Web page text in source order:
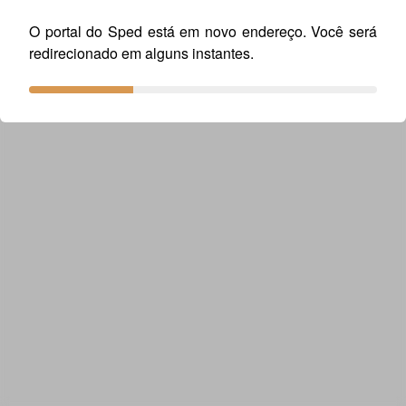
link: http://sped.rfb.gov.br/pasta/show/1569
O portal do Sped está em novo endereço. Você será
redirecionado em alguns instantes.